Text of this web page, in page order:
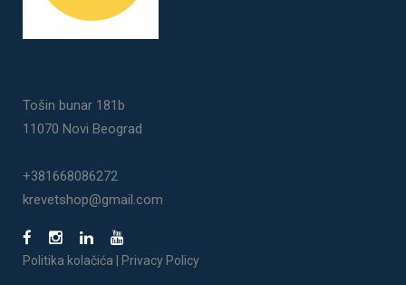
Tošin bunar 181b
11070 Novi Beograd
+381668086272
krevetshop@gmail.com
Politika kolačića Privacy Policy